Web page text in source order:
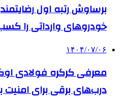
برساوش رتبه اول
خودروهای وارداتی را
۱۴۰۴/۰۷/۰۶
درب‌های برقی برای امنیت